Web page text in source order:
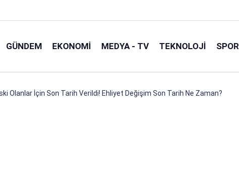
GÜNDEM EKONOMI MEDYA - TV TEKNOLOJI SPOR
Olanlar İçin Son Tarih Verildi! Ehliyet Değişim Son Tarih Ne Zaman?